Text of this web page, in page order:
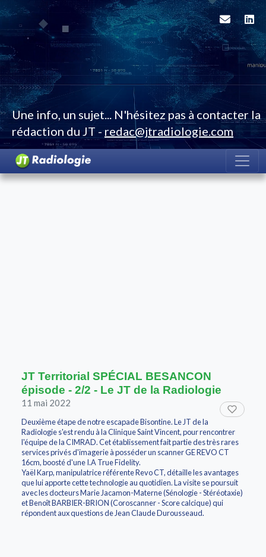
Une info, un sujet... N'hésitez pas à contacter la
rédaction du JT -redac@jtradiologie.com
JT Territorial SPÉCIAL BESANCON
épisode - 2/2 - Le JT de la Radiologie
11 mai 2022
Deuxième étape de notre escapade Bisontine. Le JT de la
Radiologie s'est rendu à la Clinique Saint Vincent, pour rencontrer
l'équipe de la CIMRAD. Cet établissement fait partie des très rares
services privés d'imagerie à posséder un scanner GE REVO CT
16cm, boosté d'une I.A True Fidelity.
Yaël Karp, manipulatrice référente Revo CT, détaille les avantages
que lui apporte cette technologie au quotidien. La visite se poursuit
avec les docteurs Marie Jacamon-Materne (Sénologie - Stéréotaxie)
et Benoît BARBIER-BRION (Coroscanner - Score calcique) qui
répondent aux questions de Jean Claude Durousseaud.